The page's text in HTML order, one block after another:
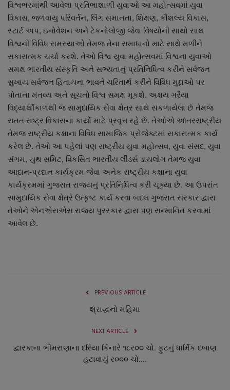
ગુનાખોરી
બોલિવૂડ
સ્વાસ્થ્ય
વિશ્વભરમાંથી આવેલા પ્રતિભાશાળી યુવાઓ આ મહોત્સવમાં યુવા
વિકાસ, જળવાયુ પરિવર્તન, લિંગ સમાનતા, શિક્ષણ, કૌશલ્ય વિકાસ,
સ્ટાર્ટ અપ, ઇનોવેશન અને ટેકનોલોજી જેવા વિષયોની સાથો સાથ
વિશ્વની વિવિધ સમસ્યાઓ તેમજ તેના સમાધાનો માટે સાથે મળીને
સકારાત્મક ચર્ચા કરશે. તેઓ વિશ્વ યુવા મહોત્સવમાં વિશ્વના યુવાઓ
સમક્ષ ભારતીય સંસ્કૃતિ અને સભ્યતાનું પ્રતિનિધિત્વ કરીને સર્વજન
સુખાય સર્વજન હિતાયના ભાવને ચરિતાર્થ કરીને વિવિધ મુદ્દાઓ પર
પોતાના મંતવ્ય અને સૂચનો વિશ્વ સમક્ષ મૂકશે. અક્ષય ગરૈયા
વિદ્યાર્થીકાળથી જ સામુદાયિક સેવા ક્ષેત્ર સાથે સંકળાયેલા છે તેમજ
સતત રાષ્ટ્ર વિકાસના કાર્યો માટે પ્રવૃત્ત રહે છે. તેઓએ આંતરરાષ્ટ્રીય
તેમજ રાષ્ટ્રીય કક્ષાના વિવિધ સામાજિક પ્રોજેક્ટમાં સકારાત્મક કાર્ય
કરેલ છે. તેઓ આ પહેલાં પણ રાષ્ટ્રીય યુવા મહોત્સવ, યુવા સંસદ, યુવા
સંગમ, યુથ સમિટ, વિકસિત ભારતીય લીડર્સ ડાયલોગ તેમજ યુવા
આદાન-પ્રદાન કાર્યક્રમ જેવા અનેક રાષ્ટ્રીય કક્ષાના યુવા
કાર્યક્રમમાં ગુજરાત રાજ્યનું પ્રતિનિધિત્વ કરી ચૂક્યા છે. આ ઉપરાંત
સામુદાયિક સેવા ક્ષેત્રે ઉત્કૃષ્ટ કાર્ય કરવા બદલ ગુજરાત સરકાર દ્વારા
તેઓને એનએસએસ રાજ્ય પુરસ્કાર દ્વારા પણ સન્માનિત કરવામાં
આવેલ છે.
PREVIOUS ARTICLE
શ્રાદ્ધનો મહિમા
NEXT ARTICLE
દ્વારકાના ભીમરાણાના દરિયા કિનારે ૧૮ર૦૦ ચો. ફુટનું ધાર્મિક દબાણ
હટાવાયું ર૦૦૦ ચો....